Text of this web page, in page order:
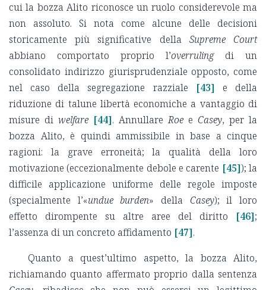
cui la bozza Alito riconosce un ruolo considerevole ma
non assoluto. Si nota come alcune delle decisioni
storicamente più significative della Supreme Court
abbiano comportato proprio l’overruling di un
consolidato indirizzo giurisprudenziale opposto, come
nel caso della segregazione razziale
[43] e della
riduzione di talune libertà economiche a vantaggio di
misure di welfare [44]. AnnullareRoe e Casey, per la
bozza Alito, è quindi ammissibile in base a cinque
ragioni: la grave erroneità; la qualità della loro
motivazione (eccezionalmente debole e carente [45]); la
difficile applicazione uniforme delle regole imposte
(specialmente l’«undue burden» della Casey); il loro
effetto dirompente su altre aree del diritto
[46];
l’assenza di un concreto affidamento [47].
Quanto a quest’ultimo aspetto, la bozza Alito,
richiamando quanto affermato proprio dalla sentenza